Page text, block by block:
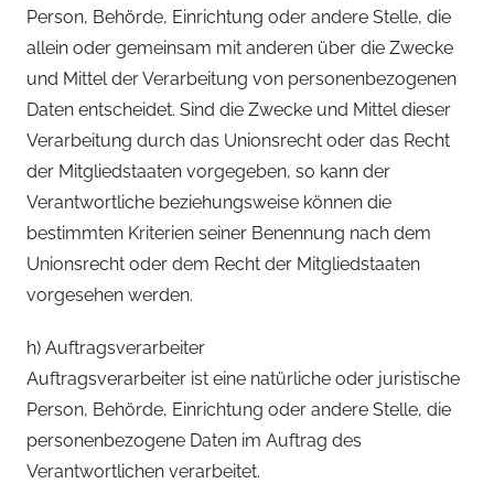
Person, Behörde, Einrichtung oder andere Stelle, die
allein oder gemeinsam mit anderen über die Zwecke
und Mittel der Verarbeitung von personenbezogenen
Daten entscheidet. Sind die Zwecke und Mittel dieser
Verarbeitung durch das Unionsrecht oder das Recht
der Mitgliedstaaten vorgegeben, so kann der
Verantwortliche beziehungsweise können die
bestimmten Kriterien seiner Benennung nach dem
Unionsrecht oder dem Recht der Mitgliedstaaten
vorgesehen werden.
h) Auftragsverarbeiter
Auftragsverarbeiter ist eine natürliche oder juristische
Person, Behörde, Einrichtung oder andere Stelle, die
personenbezogene Daten im Auftrag des
Verantwortlichen verarbeitet.